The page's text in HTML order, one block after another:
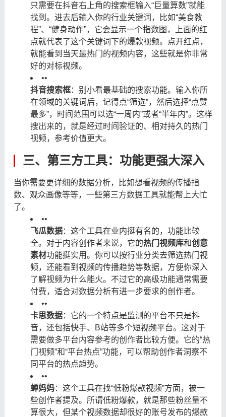
只需要在抖音右上角的搜索框输入“巨量算数”就能
找到。进去后输入你的行业关键词，比如“美食教
程”、“健身动作”，它会显示一个指数图，上面的红
点就代表了这个关键词下的爆款视频。点开红点，
就能看到当天最热门的视频内容，这些就是你非常
好的对标视频。
••
抖音搜索框：别小看最基础的搜索功能。输入你所
在领域的关键词后，记得点“筛选”，然后选择“点赞
最多”，时间范围可以选“一周内”或者“半年内”。这样
搜出来的，就是经过时间验证的、相对持久的热门
视频，参考价值更大。
三、第三方工具：功能更强大深入
当你需要更详细的数据分析，比如想看视频的传播指
数、观众画像等等，一些第三方数据工具就能帮上大忙
了。
••
飞瓜数据：这个工具在业内挺有名的，功能比较
全。对于内容创作者来说，它的热门视频库和创意
素材功能挺实用。你可以按行业分类去筛选热门视
频，还能看到视频的传播趋势等数据，方便你深入
了解视频为什么能火。不过它的高级功能通常需要
付费，适合对数据分析有进一步要求的创作者。
••
卡思数据：它的一个特点是监测的平台不只是抖
音，还包括快手、B站等多个短视频平台。这对于
需要做多平台内容参考的创作者比较方便。它的“热
门视频”和“平台热点”功能，可以帮助创作者洞察不
同平台的热点趋势。
••
蝉妈妈：这个工具在找“低粉爆款视频”方面，被一
些创作者提及。所谓低粉爆款，就是那些粉丝量不
算很大，但某个视频数据却很好的账号发布的爆款